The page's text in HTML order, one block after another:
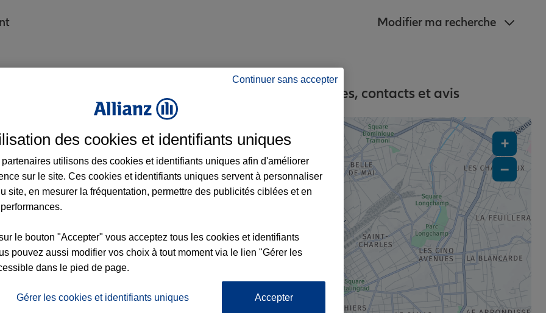
Modifier ma recherche
1er Arrondissement et aux alentours : adresses, contacts et avis
2 1
+
−
Continuer sans accepter
des cookies et identifiants uniques
partenaires utilisons des cookies et identifiants uniques afin d'améliorer
sur le site. Ces cookies et identifiants uniques servent à personnaliser
site, en mesurer la fréquentation, permettre des publicités ciblées et en
le bouton "Accepter" vous acceptez tous les cookies et identifiants
pouvez aussi modifier vos choix à tout moment via le lien "Gérer les
dans le pied de page.
Gérer les cookies et identifiants uniques Accepter